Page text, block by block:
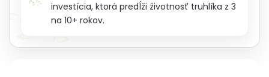
investícia, ktorá predĺži životnosť truhlíka z 3
na 10+ rokov.